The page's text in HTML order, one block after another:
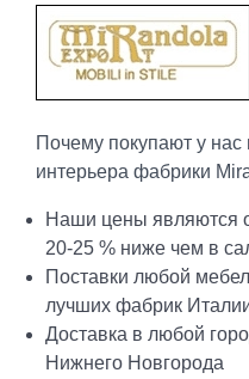
Почему покупают у
интерьера фабрики
Наши цены являются
20-25 % ниже чем в
Поставки любой
лучших фабрик
Доставка в любой
Нижнего Новгорода